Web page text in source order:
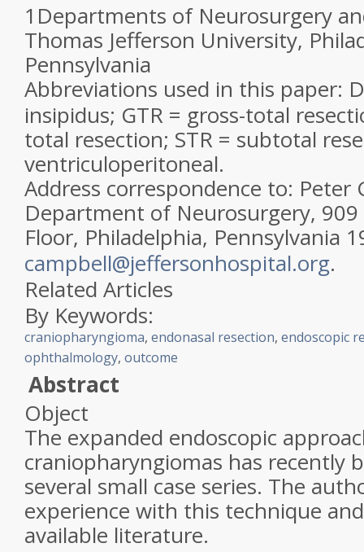
1 Departments of Neurosurgery
Thomas Jefferson University,
Pennsylvania
Abbreviations used in this paper:
insipidus; GTR = gross-total
total resection; STR = subtotal
ventriculoperitoneal.
Address correspondence to: Peter
Department of Neurosurgery,
Floor, Philadelphia, Pennsylvania
campbell@jeffersonhospital.org.
Related Articles
By Keywords:
craniopharyngioma, endonasal resection, endoscopic
ophthalmology, outcome
Abstract
Object
The expanded endoscopic
craniopharyngiomas has recently
several small case series. The
experience with this technique
available literature.